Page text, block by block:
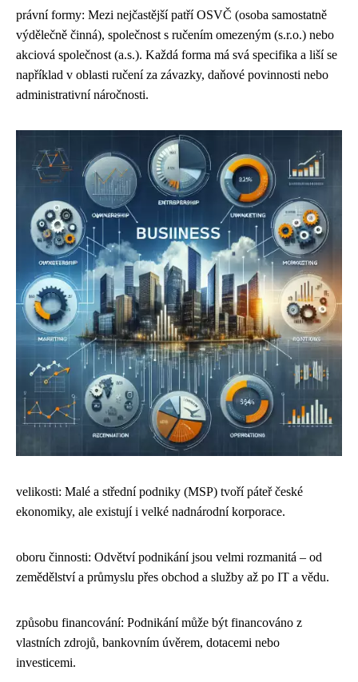
právní formy: Mezi nejčastější patří OSVČ (osoba samostatně
výdělečně činná), společnost s ručením omezeným (s.r.o.) nebo
akciová společnost (a.s.). Každá forma má svá specifika a liší se
například v oblasti ručení za závazky, daňové povinnosti nebo
administrativní náročnosti.
velikosti: Malé a střední podniky (MSP) tvoří páteř české
ekonomiky, ale existují i velké nadnárodní korporace.
oboru činnosti: Odvětví podnikání jsou velmi rozmanitá – od
zemědělství a průmyslu přes obchod a služby až po IT a vědu.
způsobu financování: Podnikání může být financováno z
vlastních zdrojů, bankovním úvěrem, dotacemi nebo
investicemi.